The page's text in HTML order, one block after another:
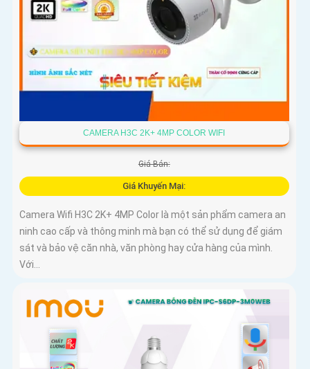
CAMERA H3C 2K+ 4MP COLOR WIFI
Giá Bán:
Giá Khuyến Mại:
Camera Wifi H3C 2K+ 4MP Color là một sản phẩm camera an
ninh cao cấp và thông minh mà bạn có thể sử dụng để giám
sát và bảo vệ căn nhà, văn phòng hay cửa hàng của mình.
Với...